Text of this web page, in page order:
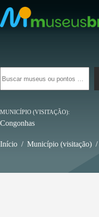
para
o
conteúdo
resultados
MUNICÍPIO (VISITAÇÃO)
Congonhas
Início / Município (visitação) /